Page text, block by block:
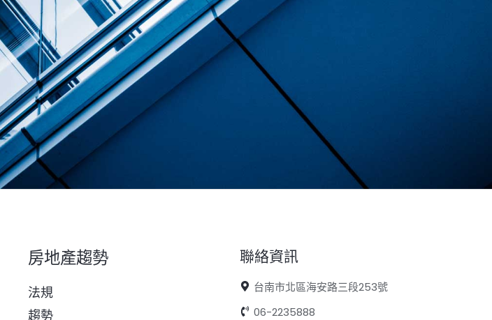
房地產趨勢
法規
趨勢
聯絡資訊
台南市北區海安路三段253號
06-2235888